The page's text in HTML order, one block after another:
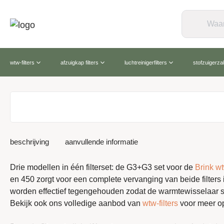
wtw-filters afzuigkap filters luchtreinigerfilters
beschrijving aanvullende informatie
Drie modellen in één filterset: de G3+G3 set voor de Brink
en 450 zorgt voor een complete vervanging van beide
worden effectief tegengehouden zodat de warmtewisselaar
Bekijk ook ons volledige aanbod van wtw-filters voor meer